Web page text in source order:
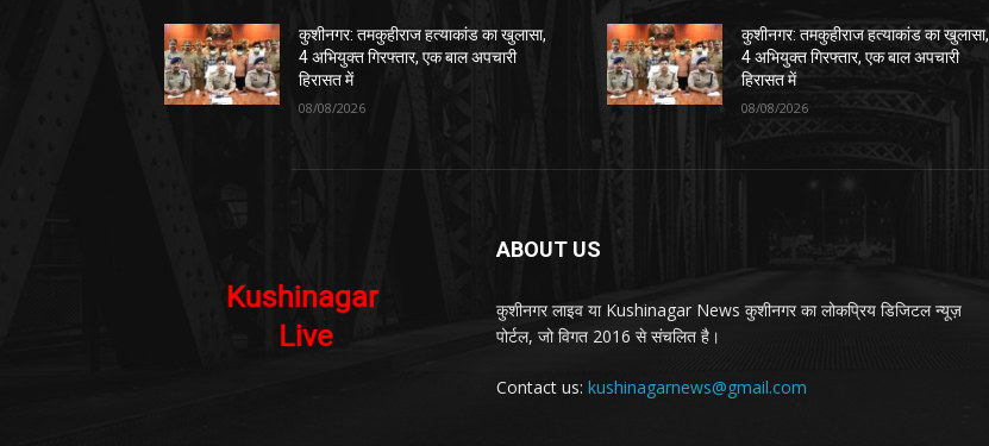
कुशीनगर: तमकुहीराज हत्याकांड का खुलासा,
4 अभियुक्त गिरफ्तार, एक बाल अपचारी
हिरासत में
08/08/2026
कुशीनगर: तमकुहीराज हत्याकांड का खुलासा,
4 अभियुक्त गिरफ्तार, एक बाल अपचारी
हिरासत में
08/08/2026
ABOUT US
कुशीनगर लाइव या Kushinagar News कुशीनगर का लोकप्रिय डिजिटल न्यूज़
पोर्टल, जो विगत 2016 से संचलित है।
Contact us: kushinagarnews@gmail.com